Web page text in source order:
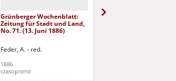
Grünberger Wochenblatt:
Zeitung für Stadt und Land,
No. 71. (13. Juni 1886)
Feder, A. - red.
1886
czasopismo